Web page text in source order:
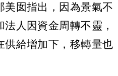
美囡指出，因為景氣不
人因資金周轉不靈，
供給增加下，移轉量也